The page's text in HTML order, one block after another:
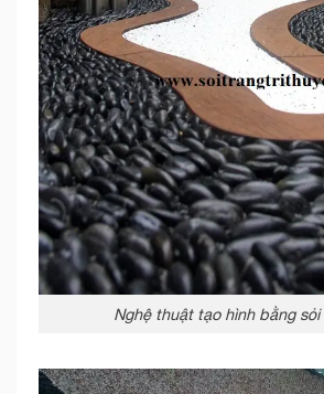
Nghệ thuật tạo hình bằng